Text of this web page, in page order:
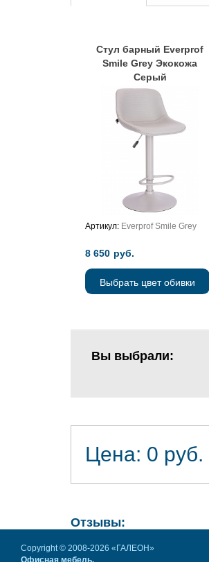
Стул барный Everprof
Smile Grey Экокожа
Серый
Артикул: Everprof Smile Grey
8 650 руб.
Выбрать цвет обивки
Вы выбрали:
Цена: 0 руб.
Отзывы:
Copyright © 2008-2026 «ГАЛЕОН»